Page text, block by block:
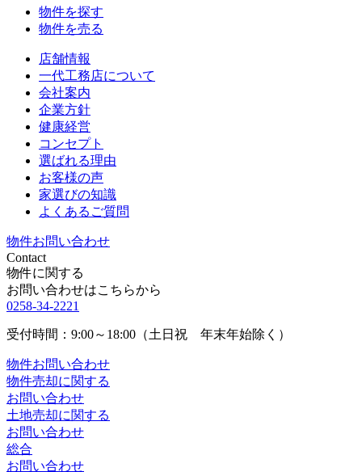
物件を探す
物件を売る
店舗情報
一代工務店について
会社案内
企業方針
健康経営
コンセプト
選ばれる理由
お客様の声
家選びの知識
よくあるご質問
物件お問い合わせ
Contact
物件に関する
お問い合わせはこちらから
0258-34-2221
受付時間：9:00～18:00（土日祝 年末年始除く）
物件お問い合わせ
物件売却に関する
お問い合わせ
土地売却に関する
お問い合わせ
総合
お問い合わせ